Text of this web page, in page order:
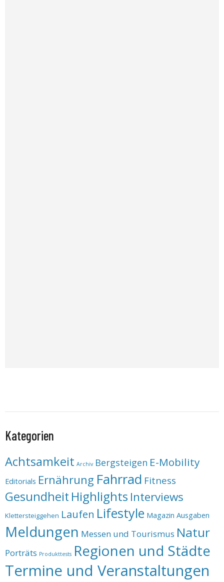
Kategorien
Achtsamkeit Archiv Bergsteigen E-Mobility
Editorials Ernährung Fahrrad Fitness
Gesundheit Highlights Interviews
Klettersteiggehen Laufen Lifestyle Magazin Ausgaben
Meldungen Messen und Tourismus Natur
Porträts Produkttests Regionen und Städte
Termine und Veranstaltungen